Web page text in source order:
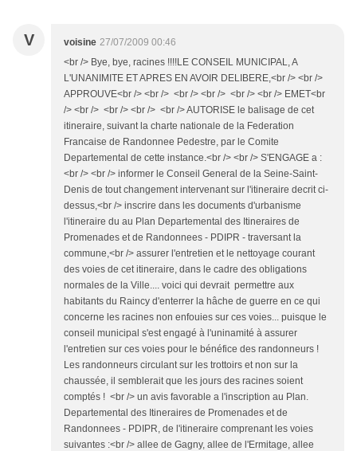
V voisine 27/07/2009 00:46
<br /> Bye, bye, racines !!!!LE CONSEIL MUNICIPAL, A
L'UNANIMITE ET APRES EN AVOIR DELIBERE,<br /> <br />
APPROUVE<br /> <br /> <br /> <br /> <br /> <br /> EMET<br
/> <br /> <br /> <br /> <br /> AUTORISE le balisage de cet
itineraire, suivant la charte nationale de la Federation
Francaise de Randonnee Pedestre, par le Comite
Departemental de cette instance.<br /> <br /> S'ENGAGE a :
<br /> <br /> informer le Conseil General de la Seine-Saint-
Denis de tout changement intervenant sur l'itineraire decrit ci-
dessus,<br /> inscrire dans les documents d'urbanisme
l'itineraire du au Plan Departemental des Itineraires de
Promenades et de Randonnees - PDIPR - traversant la
commune,<br /> assurer l'entretien et le nettoyage courant
des voies de cet itineraire, dans le cadre des obligations
normales de la Ville.... voici qui devrait permettre aux
habitants du Raincy d'enterrer la hâche de guerre en ce qui
concerne les racines non enfouies sur ces voies... puisque le
conseil municipal s'est engagé à l'uninamité à assurer
l'entretien sur ces voies pour le bénéfice des randonneurs !
Les randonneurs circulant sur les trottoirs et non sur la
chaussée, il semblerait que les jours des racines soient
comptés ! <br /> un avis favorable a l'inscription au Plan.
Departemental des Itineraires de Promenades et de
Randonnees - PDIPR, de l'itineraire comprenant les voies
suivantes :<br /> allee de Gagny, allee de l'Ermitage, allee